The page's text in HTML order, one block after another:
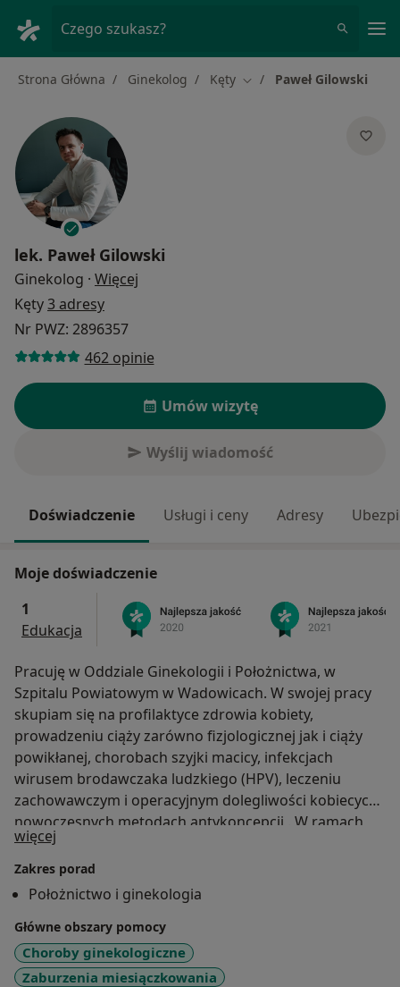
Czego szukasz?
Strona Główna Ginekolog Kęty Zmień miasto
Paweł Gilowski
lek. Paweł Gilowski
Ginekolog · Więcej
Kęty3 adresy
Nr PWZ: 2896357
462 opinie
Umów wizytę
Wyślij wiadomość
Doświadczenie Usługi i ceny Adresy
Moje doświadczenie
1
Edukacja
Pracuję w Oddziale Ginekologii i Położnictwa, w
Szpitalu Powiatowym w Wadowicach. W swojej pracy
skupiam się na profilaktyce zdrowia kobiety,
prowadzeniu ciąży zarówno fizjologicznej jak i ciąży
powikłanej, chorobach szyjki macicy, infekcjach
wirusem brodawczaka ludzkiego (HPV), leczeniu
zachowawczym i operacyjnym dolegliwości kobiecych,
nowoczesnych metodach antykoncepcji . W ramach
Poradni Specjalistycznej zajmuje się również
ginekologią estetyczną oraz regeneracyjną , wykonuję
np. zabiegi plastyki blizn po pęknięciach lub nacięciach
krocza, zabiegi labioplastyki , zabiegi rewitalizacji
okolic intymnych oraz zabiegi mające na celu poprawę
jakości współżycia . Podsumowując: wiarygodny
lekarz, postępujący według nowoczesnej wiedzy.
więcej
Zakres porad
Położnictwo i ginekologia
Główne obszary pomocy
Choroby ginekologiczne
Zaburzenia miesiączkowania